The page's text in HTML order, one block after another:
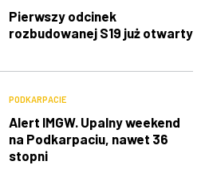
Pierwszy odcinek
rozbudowanej S19 już otwarty
PODKARPACIE
Alert IMGW. Upalny weekend
na Podkarpaciu, nawet 36
stopni